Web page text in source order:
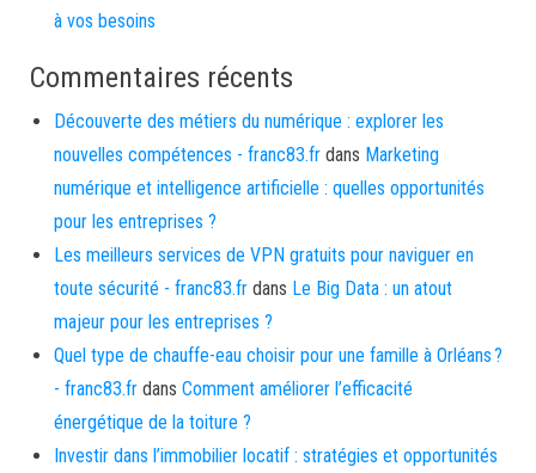
à vos besoins
Commentaires récents
Découverte des métiers du numérique : explorer les
nouvelles compétences - franc83.fr dans Marketing
numérique et intelligence artificielle : quelles opportunités
pour les entreprises ?
Les meilleurs services de VPN gratuits pour naviguer en
toute sécurité - franc83.fr dans Le Big Data : un atout
majeur pour les entreprises ?
Quel type de chauffe-eau choisir pour une famille à Orléans ?
- franc83.fr dans Comment améliorer l’efficacité
énergétique de la toiture ?
Investir dans l’immobilier locatif : stratégies et opportunités